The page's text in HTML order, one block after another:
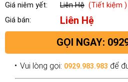
Giá niêm yết: Liên Hệ (Tiết kiệm )
Giá bán:
Liên Hệ
GỌI NGAY:
Vui lòng gọi: 0929.983.983 để